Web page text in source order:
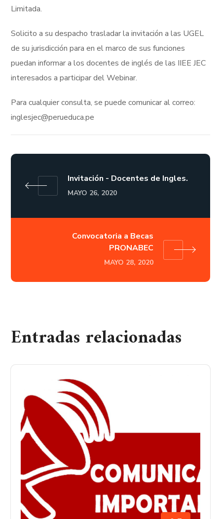
Limitada.
Solicito a su despacho trasladar la invitación a las UGEL
de su jurisdicción para en el marco de sus funciones
puedan informar a los docentes de inglés de las IIEE JEC
interesados a participar del Webinar.
Para cualquier consulta, se puede comunicar al correo:
inglesjec@perueduca.pe
Invitación - Docentes de Ingles.
MAYO 26, 2020
Convocatoria a Becas
PRONABEC
MAYO 28, 2020
Entradas relacionadas